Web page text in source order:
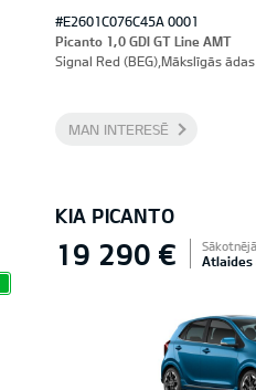
#E2601C076C45A 0001
Picanto 1,0 GDI GT Line AMT
Signal Red (BEG),Mākslīgās
MAN INTERESĒ
KIA PICANTO
19 290 € Atlaides